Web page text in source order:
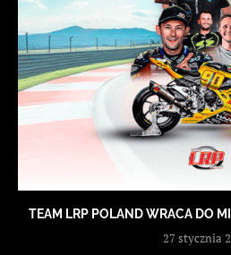
TEAM LRP POLAND WRACA DO
27 stycznia